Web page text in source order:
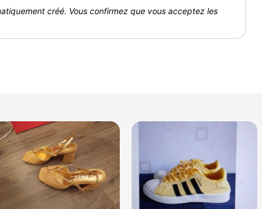
créé. Vous confirmez que vous acceptez les